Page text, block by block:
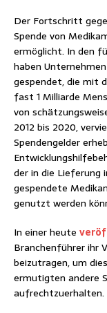
Der Fortschritt
Spende von
ermöglicht. In den
haben
gespendet, die mit
fast 1 Milliarde
von
2012 bis 2020,
Spendengelder
der in die Lieferung
gespendete
genutzt werden
In einer heute
Branchenführer ihr
beizutragen, um
ermutigten andere
aufrechtzuerhalten.